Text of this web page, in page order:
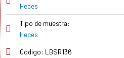
Heces
Tipo de muestra:
Heces
Código: LBSR136